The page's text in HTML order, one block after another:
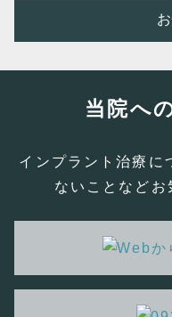
当院へ
インプラント治療に
ないことなどお